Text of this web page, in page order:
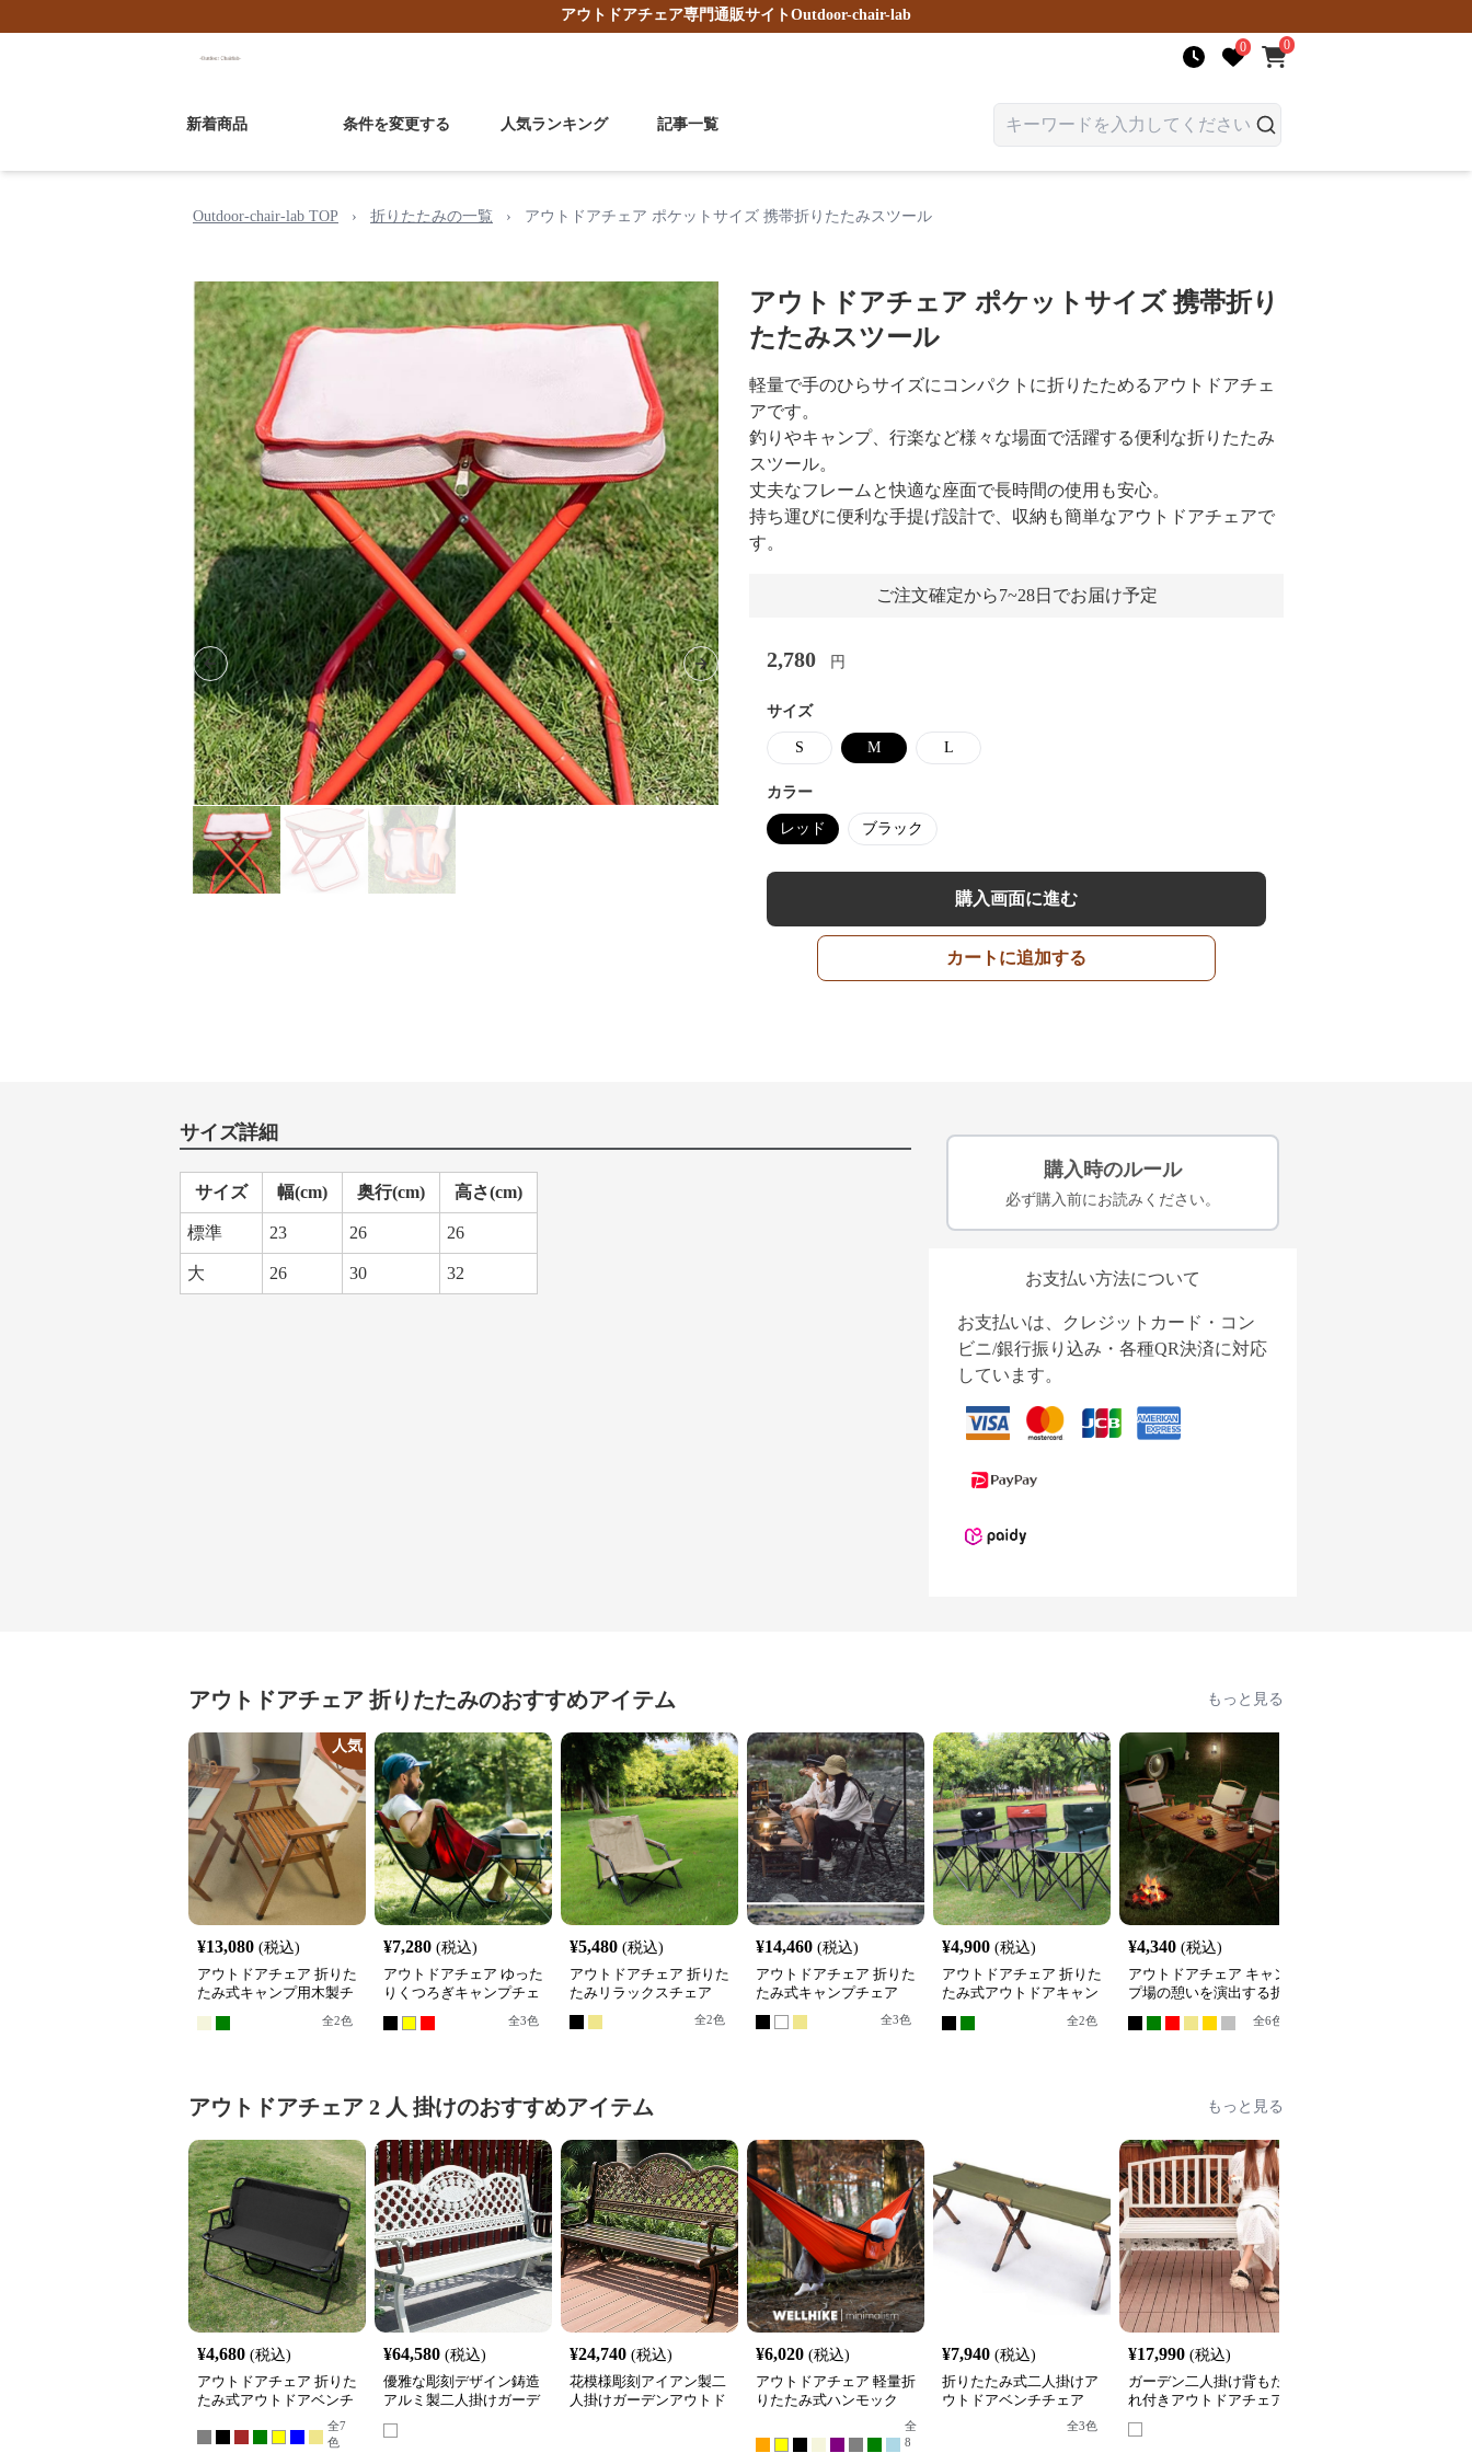
アウトドアチェア専門通販サイトOutdoor-chair-lab
0 0
新着商品 条件を変更する 人気ランキング 記事一覧
Outdoor-chair-lab TOP › 折りたたみの一覧 › アウトドアチェア ポケットサイズ 携帯折りたたみスツール
Previous slide Next slide
アウトドアチェア ポケットサイズ 携帯折り
たたみスツール
軽量で手のひらサイズにコンパクトに折りたためるアウトドアチェ
アです。
釣りやキャンプ、行楽など様々な場面で活躍する便利な折りたたみ
スツール。
丈夫なフレームと快適な座面で長時間の使用も安心。
持ち運びに便利な手提げ設計で、収納も簡単なアウトドアチェアで
す。
ご注文確定から7~28日でお届け予定
2,780 円
サイズ
S M L
カラー
レッド ブラック
購入画面に進む
カートに追加する
サイズ詳細
サイズ 幅(cm) 奥行(cm) 高さ(cm)
標準 23 26 26
大 26 30 32
購入時のルール
必ず購入前にお読みください。
お支払い方法について
お支払いは、クレジットカード・コン
ビニ/銀行振り込み・各種QR決済に対応
しています。
アウトドアチェア 折りたたみのおすすめアイテム もっと見る
人気
¥13,080 (税込)
アウトドアチェア 折りた
たみ式キャンプ用木製チ
全2色
¥7,280 (税込)
アウトドアチェア ゆった
りくつろぎキャンプチェ
全3色
¥5,480 (税込)
アウトドアチェア 折りた
たみリラックスチェア
全2色
¥14,460 (税込)
アウトドアチェア 折りた
たみ式キャンプチェア
全3色
¥4,900 (税込)
アウトドアチェア 折りた
たみ式アウトドアキャン
全2色
¥4,340 (税込)
アウトドアチェア キャン
プ場の憩いを演出する折
全6色
アウトドアチェア 2 人 掛けのおすすめアイテム もっと見る
¥4,680 (税込)
アウトドアチェア 折りた
たみ式アウトドアベンチ
全7
色
¥64,580 (税込)
優雅な彫刻デザイン鋳造
アルミ製二人掛けガーデ
チ
¥24,740 (税込)
花模様彫刻アイアン製二
人掛けガーデンアウトド
¥6,020 (税込)
アウトドアチェア 軽量折
りたたみ式ハンモック
全
8
¥7,940 (税込)
折りたたみ式二人掛けア
ウトドアベンチチェア
全3色
¥17,990 (税込)
ガーデン二人掛け背もた
れ付きアウトドアチェア